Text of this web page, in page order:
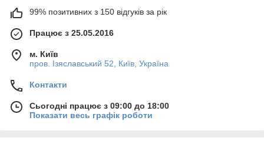
99% позитивних з 150 відгуків за рік
Працює з 25.05.2016
м. Київ
пров. Ізяславський 52, Київ, Україна
Контакти
Сьогодні працює з 09:00 до 18:00
Показати весь графік роботи